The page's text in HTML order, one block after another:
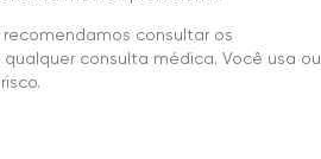
consultar os
consulta médica. Você usa ou